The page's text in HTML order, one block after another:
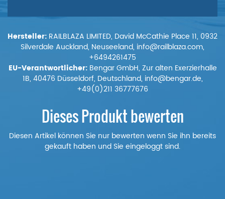
Hersteller: RAILBLAZA LIMITED, David McCathie Place 11, 0932
Silverdale Auckland, Neuseeland, info@railblaza.com,
+6494261475
EU-Verantwortlicher:Bengar GmbH, Zur alten Exerzierhalle
1B, 40476 Düsseldorf, Deutschland, info@bengar.de,
+49(0)211 36777676
Dieses Produkt bewerten
Diesen Artikel können Sie nur bewerten wenn Sie ihn bereits
gekauft haben und Sie eingeloggt sind.